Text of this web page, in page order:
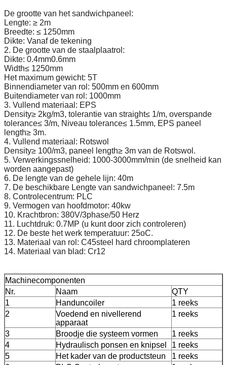
De grootte van het sandwichpaneel:
Lengte: ≥ 2m
Breedte: ≤ 1250mm
Dikte: Vanaf de tekening
2. De grootte van de staalplaatrol:
Dikte: 0.4mm0.6mm
Width≤ 1250mm
Het maximum gewicht: 5T
Binnendiameter van rol: 500mm en 600mm
Buitendiameter van rol: 1000mm
3. Vullend materiaal: EPS
Density≥ 2kg/m3, tolerantie van straight≤ 1/m, overspande
tolerance≤ 3/m, Niveau tolerance≤ 1.5mm, EPS paneel
length≥ 3m.
4. Vullend materiaal: Rotswol
Density≥ 100/m3, paneel length≥ 3m van de Rotswol.
5. Verwerkingssnelheid: 1000-3000mm/min (de snelheid kan
worden aangepast)
6. De lengte van de gehele lijn: 40m
7. De beschikbare Lengte van sandwichpaneel: 7.5m
8. Controlecentrum: PLC
9. Vermogen van hoofdmotor: 40kw
10. Krachtbron: 380V/3phase/50 Herz
11. Luchtdruk: 0.7MP (u kunt door zich controleren)
12. De beste het werk temperatuur: 25oC.
13. Materiaal van rol: C45steel hard chroomplateren
14. Materiaal van blad: Cr12
Machinecomponenten
Nr.
Naam
QTY
1
Handuncoiler
1 reeks
2
Voedend en nivellerend
apparaat
1 reeks
3 Broodje die systeem vormen
1 reeks
4
Hydraulisch ponsen en knipsel
1 reeks
5
Het kader van de productsteun
1 reeks